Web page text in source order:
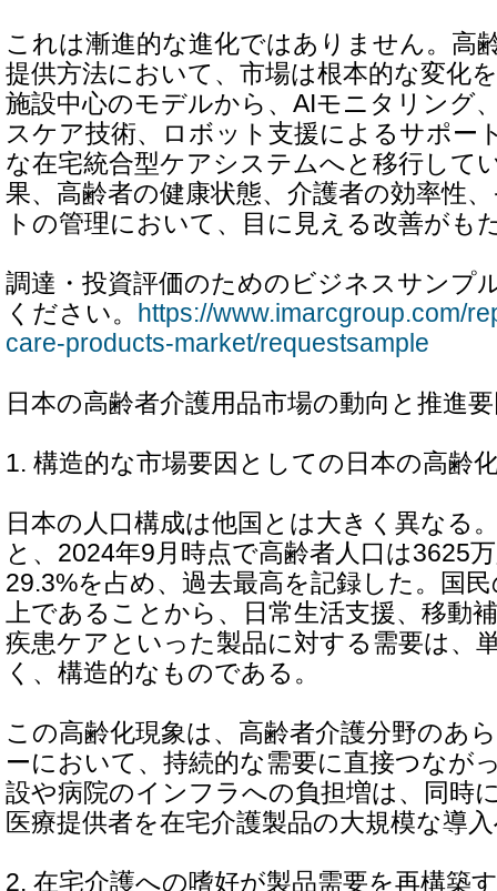
これは漸進的な進化ではありません。高
提供方法において、市場は根本的な変化
施設中心のモデルから、AIモニタリング
スケア技術、ロボット支援によるサポー
な在宅統合型ケアシステムへと移行して
果、高齢者の健康状態、介護者の効率性
トの管理において、目に見える改善がも
調達・投資評価のためのビジネスサンプ
ください。
https://www.imarcgroup.com/
care-products-market/requestsample
日本の高齢者介護用品市場の動向と推進
1. 構造的な市場要因としての日本の高齢
日本の人口構成は他国とは大きく異なる
と、2024年9月時点で高齢者人口は3625
29.3%を占め、過去最高を記録した。国
上であることから、日常生活支援、移動
疾患ケアといった製品に対する需要は、
く、構造的なものである。
この高齢化現象は、高齢者介護分野のあ
ーにおいて、持続的な需要に直接つなが
設や病院のインフラへの負担増は、同時
医療提供者を在宅介護製品の大規模な導
2. 在宅介護への嗜好が製品需要を再構築